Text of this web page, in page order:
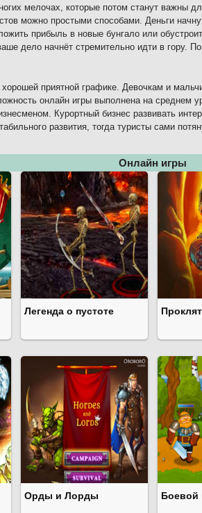
мелочах, которые потом станут важны
можно простыми способами. Деньги
прибыль в новые бунгало или
дело начнёт стремительно идти в гору.
приятной графике. Девочкам и
онлайн игры выполнена на среднем
Курортный бизнес развивать
развития, тогда туристы сами
Онлайн игры
Легенда о пустоте
Орды и Лорды Боевой